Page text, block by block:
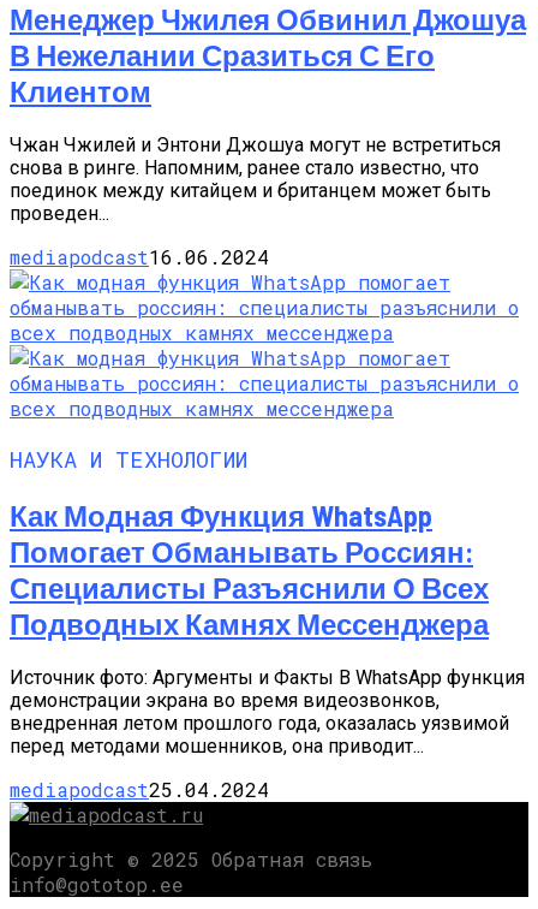
Менеджер Чжилея Обвинил Джошуа
В Нежелании Сразиться С Его
Клиентом
Чжан Чжилей и Энтони Джошуа могут не встретиться
снова в ринге. Напомним, ранее стало известно, что
поединок между китайцем и британцем может быть
проведен...
mediapodcast16.06.2024
НАУКА И ТЕХНОЛОГИИ
Как Модная Функция WhatsApp
Помогает Обманывать Россиян:
Специалисты Разъяснили О Всех
Подводных Камнях Мессенджера
Источник фото: Аргументы и Факты В WhatsApp функция
демонстрации экрана во время видеозвонков,
внедренная летом прошлого года, оказалась уязвимой
перед методами мошенников, она приводит...
mediapodcast25.04.2024
Copyright © 2025 Обратная связь
info@gototop.ee